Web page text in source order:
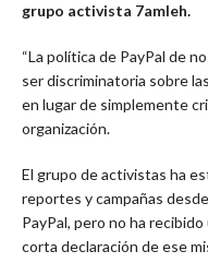
grupo activista 7amleh.
“La política de PayPal de
ser discriminatoria sobre
en lugar de simplemente
organización.
El grupo de activistas ha
reportes y campañas
PayPal, pero no ha
corta declaración de ese